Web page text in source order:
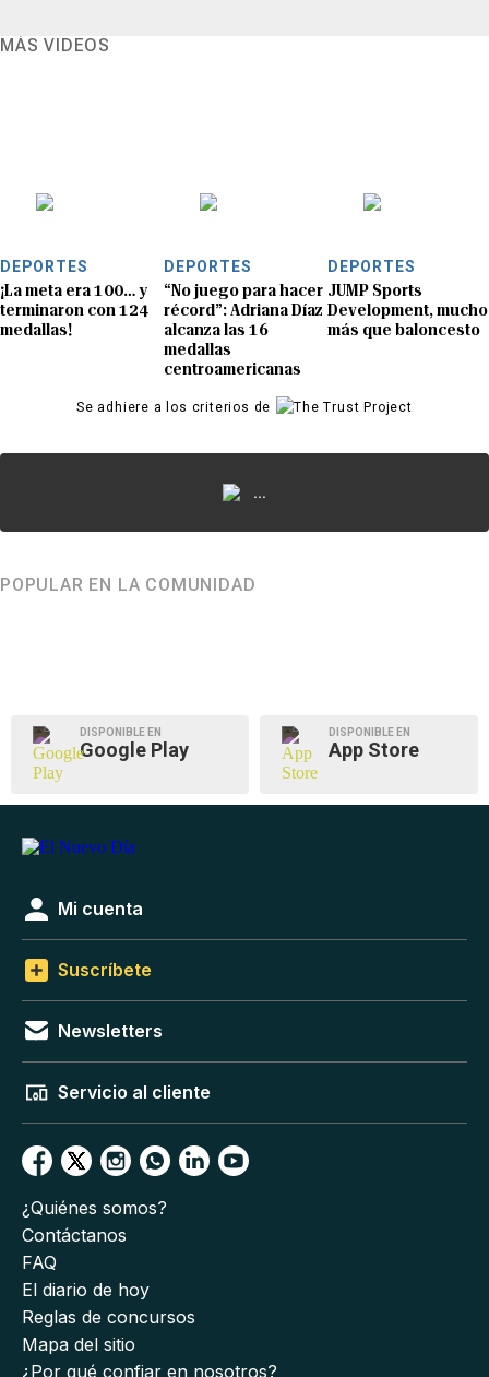
MÁS VIDEOS
DEPORTES
¡La meta era 100… y
terminaron con 124
medallas!
DEPORTES
“No juego para hacer
récord”: Adriana Díaz
alcanza las 16
medallas
centroamericanas
DEPORTES
JUMP Sports
Development, mucho
más que baloncesto
Se adhiere a los criterios de
...
POPULAR EN LA COMUNIDAD
DISPONIBLE EN
Google Play
DISPONIBLE EN
App Store
Mi cuenta
Suscríbete
Newsletters
Servicio al cliente
¿Quiénes somos?
Contáctanos
FAQ
El diario de hoy
Reglas de concursos
Mapa del sitio
¿Por qué confiar en nosotros?